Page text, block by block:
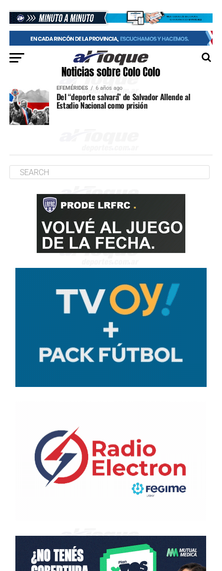
Noticias sobre Colo Colo
EFEMÉRIDES 6 años ago
Del “deporte salvará” de Salvador Allende al
Estadio Nacional como prisión